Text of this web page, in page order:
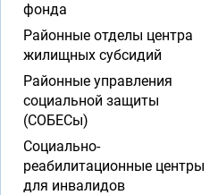
фонда
Районные отделы центра
жилищных субсидий
Районные управления
социальной защиты
(СОБЕСы)
Социально-
реабилитационные центры
для инвалидов